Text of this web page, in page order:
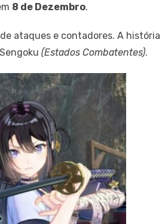
8 de Dezembro.
ataques e contadores. A história
(Estados Combatentes).